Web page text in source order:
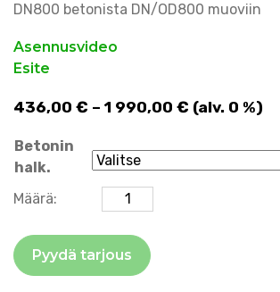
DN800 betonista DN/OD800 muoviin
Asennusvideo
Esite
436,00 € – 1 990,00 € Hintaluokka:
-
1 990,00 €
(alv. 0 %)
Betonin
halk.
VPC -liitos
muoviputkeen
määrä
Määrä:
Pyydä tarjous